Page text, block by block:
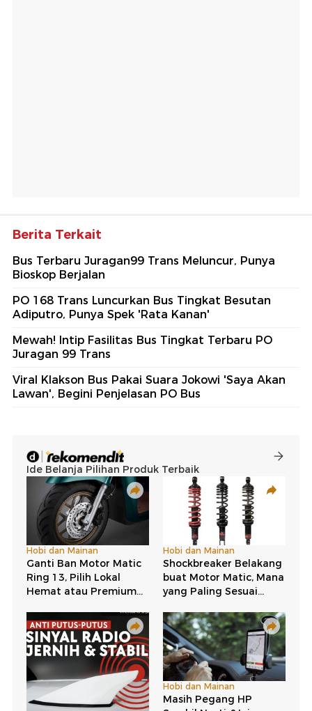
Berita Terkait
Bus Terbaru Juragan99 Trans Meluncur, Punya
Bioskop Berjalan
PO 168 Trans Luncurkan Bus Tingkat Besutan
Adiputro, Punya Spek 'Rata Kanan'
Mewah! Intip Fasilitas Bus Tingkat Terbaru PO
Juragan 99 Trans
Viral Klakson Bus Pakai Suara Jokowi 'Saya Akan
Lawan', Begini Penjelasan PO Bus